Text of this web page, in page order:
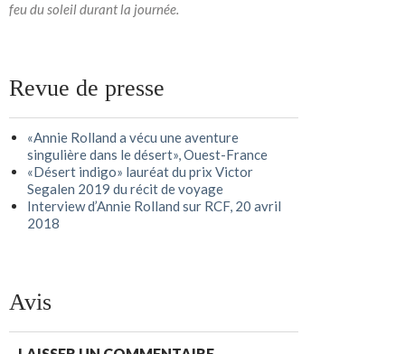
feu du soleil durant la journée.
Revue de presse
«Annie Rolland a vécu une aventure
singulière dans le désert», Ouest-France
«Désert indigo» lauréat du prix Victor
Segalen 2019 du récit de voyage
Interview d’Annie Rolland sur RCF, 20 avril
2018
Avis